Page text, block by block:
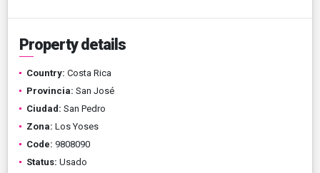
Property details
Country: Costa Rica
Provincia: San José
Ciudad: San Pedro
Zona: Los Yoses
Code: 9808090
Status: Usado